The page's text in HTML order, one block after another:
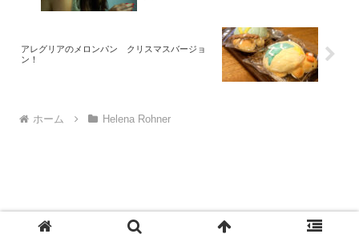
アレグリアのメロンパン クリスマスバージョ
ン！
ホーム Helena Rohner
© 2008-2026 monad.